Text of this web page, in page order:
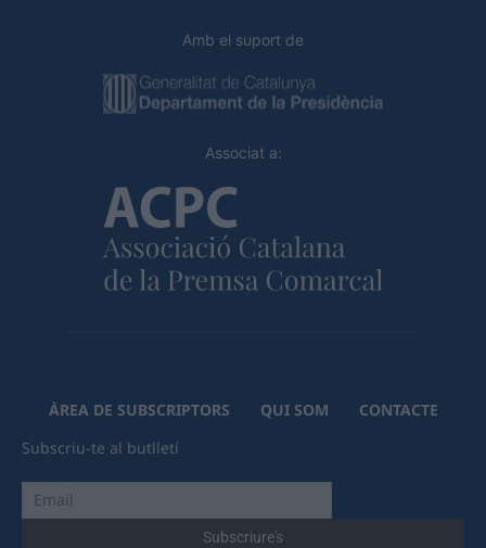
Amb el suport de
Associat a:
ÀREA DE SUBSCRIPTORS QUI SOM
CONTACTE
Subscriu-te al butlletí